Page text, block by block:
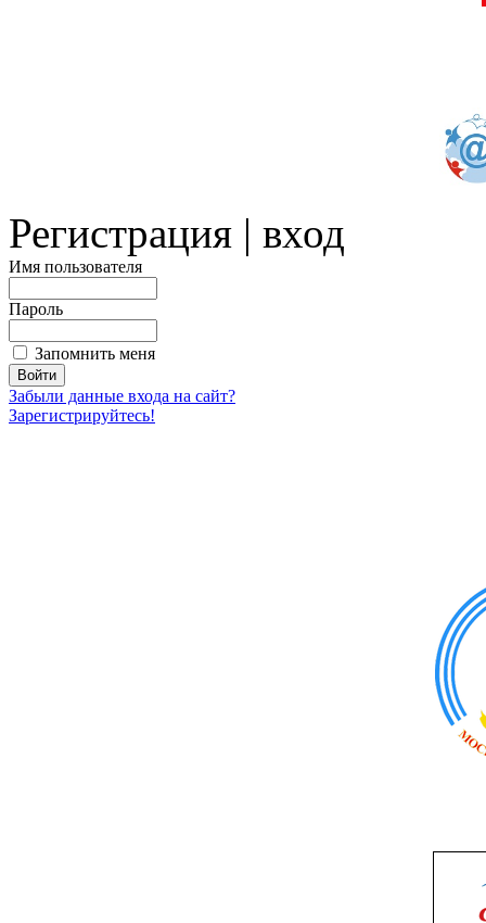
Регистрация | вход
Имя пользователя
Пароль
Запомнить меня
Забыли данные входа на сайт?
Зарегистрируйтесь!